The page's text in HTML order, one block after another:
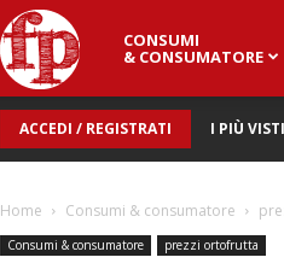
Fresh
Point
Magazine
CONSUMI
& CONSUMATORE
ACCEDI / REGISTRATI I PIÙ VISTI
Home Consumi & consumatore
Consumi & consumatore prezzi ortofrutta